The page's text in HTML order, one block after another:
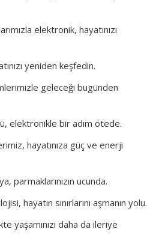
elektronik, hayatınızı
yeniden keşfedin.
geleceği bugünden
elektronikle bir adım ötede.
hayatınıza güç ve enerji
parmaklarınızın ucunda.
hayatın sınırlarını aşmanın yolu.
yaşamınızı daha da ileriye